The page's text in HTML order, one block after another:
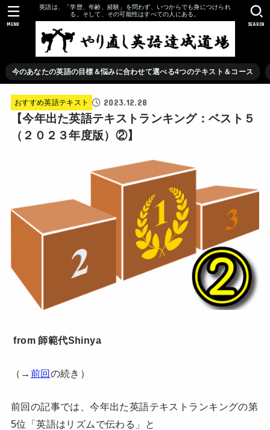
英語は、「学歴、年齢、経験」を問わず、いつからでも身につけられ
る。そして、その可能性はすべての人にある。
今のあなたの英語の目標＆悩みに合わせて選べる4つのテキスト＆コース
SEARCH
MENU
おすすめ英語テキスト 2023.12.28
【今年出た英語テキストランキング：ベスト５
（２０２３年度版）②】
from 師範代Shinya
（→ 前回の続き）
前回の記事では、今年出た英語テキストランキングの第
5位「英語はリズムで伝わる」と